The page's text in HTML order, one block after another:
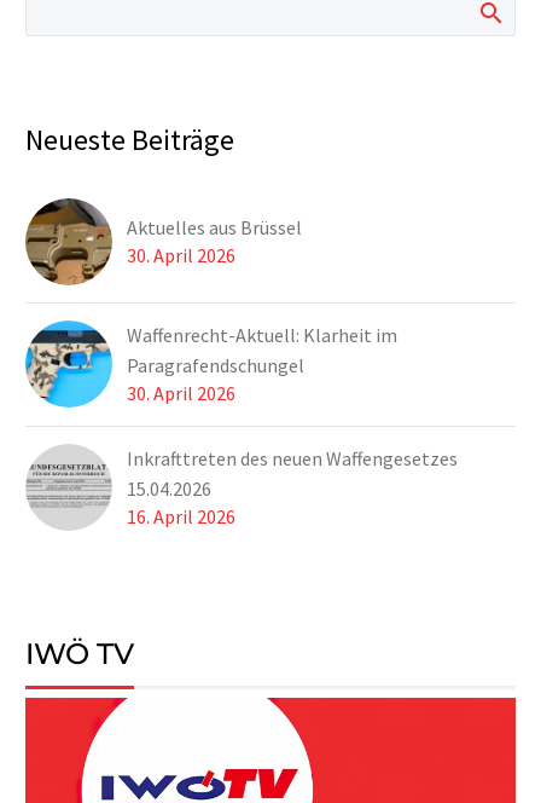
Neueste Beiträge
Aktuelles aus Brüssel
30. April 2026
Waffenrecht-Aktuell: Klarheit im
Paragrafendschungel
30. April 2026
Inkrafttreten des neuen Waffengesetzes
15.04.2026
16. April 2026
IWÖ TV